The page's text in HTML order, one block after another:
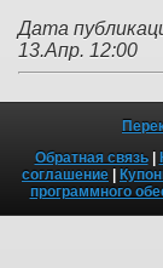
Дата
13.Апр. 12:00
Обратная связь|
соглашение
программного